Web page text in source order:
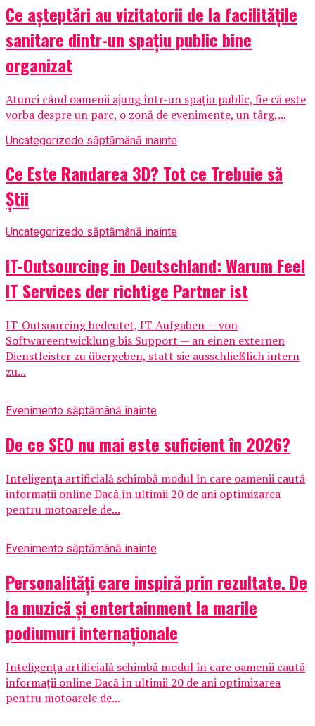
Ce așteptări au vizitatorii de la facilitățile
sanitare dintr-un spațiu public bine
organizat
Atunci când oamenii ajung într-un spațiu public, fie că este
vorba despre un parc, o zonă de evenimente, un târg,...
Uncategorizedo săptămână inainte
Ce Este Randarea 3D? Tot ce Trebuie să
Știi
Uncategorizedo săptămână inainte
IT-Outsourcing in Deutschland: Warum Feel
IT Services der richtige Partner ist
IT-Outsourcing bedeutet, IT-Aufgaben — von
Softwareentwicklung bis Support — an einen externen
Dienstleister zu übergeben, statt sie ausschließlich intern
zu...
Evenimento săptămână inainte
De ce SEO nu mai este suficient în 2026?
Inteligența artificială schimbă modul în care oamenii caută
informații online Dacă în ultimii 20 de ani optimizarea
pentru motoarele de...
Evenimento săptămână inainte
Personalități care inspiră prin rezultate. De
la muzică și entertainment la marile
podiumuri internaționale
Inteligența artificială schimbă modul în care oamenii caută
informații online Dacă în ultimii 20 de ani optimizarea
pentru motoarele de...